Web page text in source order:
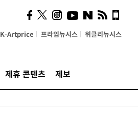
K-Artprice 프라임뉴시스 위클리뉴시스
제휴 콘텐츠 제보
의견, 국토부·LH에 충실히
전달할 것"